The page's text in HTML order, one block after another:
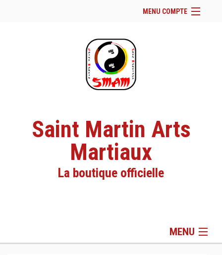
MENU COMPTE
Site Web du club
Facebook
Se connecter
Panier (vide)
Saint Martin Arts
Martiaux
La boutique officielle
MENU